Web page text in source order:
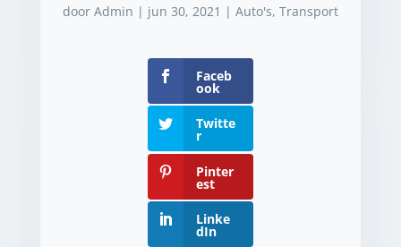
door Admin | jun 30, 2021 | Auto's, Transport
Faceb
ook
Twitte
r
Pinter
est
Linke
dIn